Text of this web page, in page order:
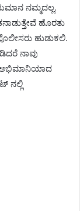
ನಮ್ಮದಲ್ಲ.
ಹೊರತು
ಹುಡುಕಲಿ.
ನಾವು
ಅಭಿಮಾನಿಯಾದ
ನಲ್ಲಿ